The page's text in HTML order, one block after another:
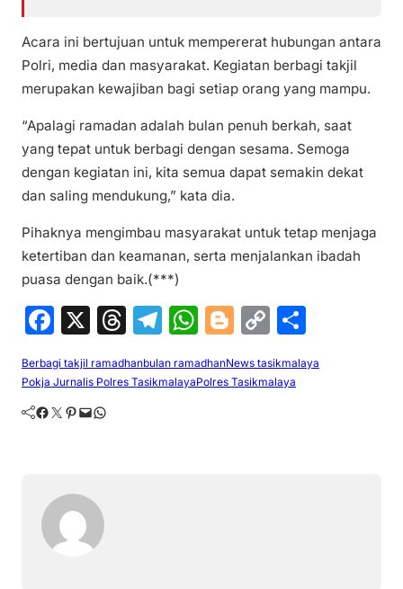
Acara ini bertujuan untuk mempererat hubungan antara
Polri, media dan masyarakat. Kegiatan berbagi takjil
merupakan kewajiban bagi setiap orang yang mampu.
“Apalagi ramadan adalah bulan penuh berkah, saat
yang tepat untuk berbagi dengan sesama. Semoga
dengan kegiatan ini, kita semua dapat semakin dekat
dan saling mendukung,” kata dia.
Pihaknya mengimbau masyarakat untuk tetap menjaga
ketertiban dan keamanan, serta menjalankan ibadah
puasa dengan baik.(***)
F
c
e
o
k
X
T
e
T
e
W
at
Bl
g
C
p ar
Berbagi takjil ramadhanbulan ramadhanNews tasikmalaya
Pokja Jurnalis Polres TasikmalayaPolres Tasikmalaya
Facebook Twitter Pinterest Mail WhatsApp